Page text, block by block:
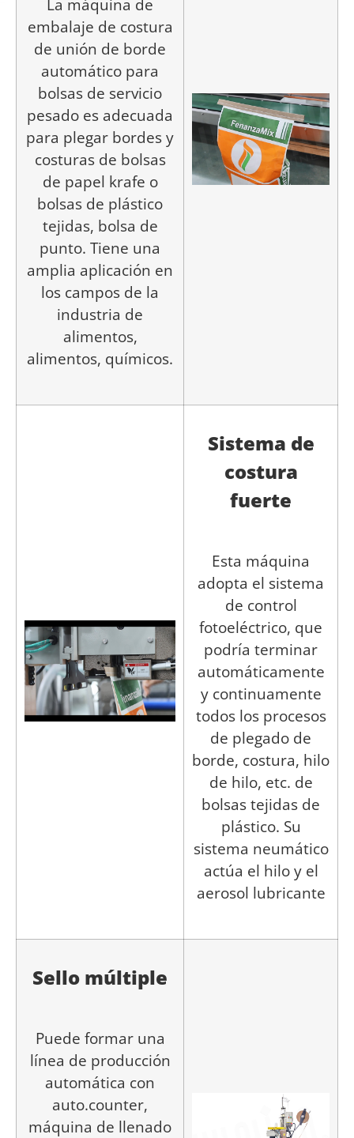
La máquina de
embalaje de costura
de unión de borde
automático para
bolsas de servicio
pesado es adecuada
para plegar bordes y
costuras de bolsas
de papel krafe o
bolsas de plástico
tejidas, bolsa de
punto. Tiene una
amplia aplicación en
los campos de la
industria de
alimentos,
alimentos, químicos.
Sistema de
costura
fuerte
Esta máquina
adopta el sistema
de control
fotoeléctrico, que
podría terminar
automáticamente
y continuamente
todos los procesos
de plegado de
borde, costura, hilo
de hilo, etc. de
bolsas tejidas de
plástico. Su
sistema neumático
actúa el hilo y el
aerosol lubricante
Sello múltiple
Puede formar una
línea de producción
automática con
auto.counter,
máquina de llenado